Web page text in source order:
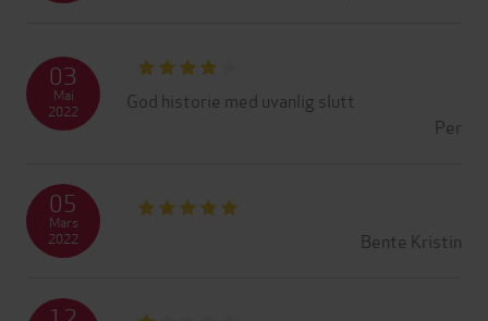
God historie med uvanlig slutt
Per
03
Mai
2022
Bente Kristin
05
Mars
2022